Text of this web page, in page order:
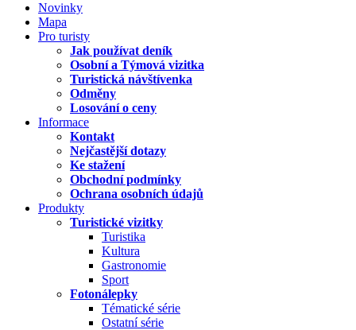
Novinky
Mapa
Pro turisty
Jak používat deník
Osobní a Týmová vizitka
Turistická návštívenka
Odměny
Losování o ceny
Informace
Kontakt
Nejčastější dotazy
Ke stažení
Obchodní podmínky
Ochrana osobních údajů
Produkty
Turistické vizitky
Turistika
Kultura
Gastronomie
Sport
Fotonálepky
Tématické série
Ostatní série